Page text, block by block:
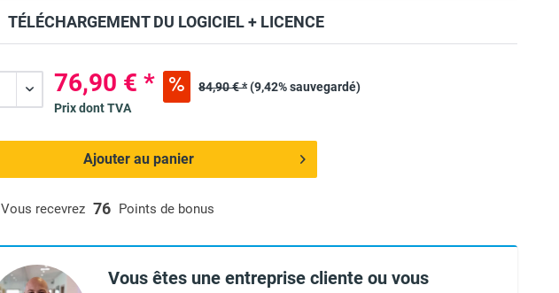
Vous recevrez 76 Points de bonus
TÉLÉCHARGEMENT DU LOGICIEL + LICENCE
76,90 € * 84,90 € *(9,42% sauvegardé)
Prix dont TVA
Ajouter au panier
Vous êtes une entreprise cliente ou vous